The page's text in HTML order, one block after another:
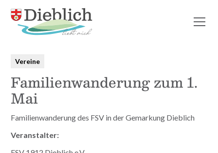
Alle Beiträge
Vereine
Familienwanderung zum 1.
Mai
Familienwanderung des FSV in der Gemarkung Dieblich
Veranstalter: